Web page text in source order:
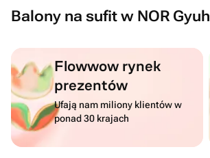
Balony na sufit w NOR Gyuh
Flowwow rynek
prezentów
Ufają nam miliony klientów w
ponad 30 krajach